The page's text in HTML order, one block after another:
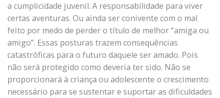
a cumplicidade juvenil. A responsabilidade para viver
certas aventuras. Ou ainda ser conivente com o mal
feito por medo de perder o título de melhor “amiga ou
amigo”. Essas posturas trazem consequências
catastróficas para o futuro daquele ser amado. Pois
não será protegido como deveria ter sido. Não se
proporcionará à criança ou adolescente o crescimento
necessário para se sustentar e suportar as dificuldades